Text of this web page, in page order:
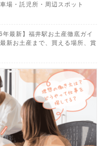
場・託児所・周辺スポット
年最新】福井駅お土産徹底ガイ
新お土産まで、買える場所、賞